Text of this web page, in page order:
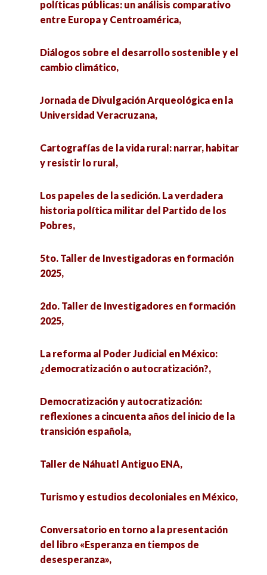
políticas públicas: un análisis comparativo
entre Europa y Centroamérica,
Diálogos sobre el desarrollo sostenible y el
cambio climático,
Jornada de Divulgación Arqueológica en la
Universidad Veracruzana,
Cartografías de la vida rural: narrar, habitar
y resistir lo rural,
Los papeles de la sedición. La verdadera
historia política militar del Partido de los
Pobres,
5to. Taller de Investigadoras en formación
2025,
2do. Taller de Investigadores en formación
2025,
La reforma al Poder Judicial en México:
¿democratización o autocratización?,
Democratización y autocratización:
reflexiones a cincuenta años del inicio de la
transición española,
Taller de Náhuatl Antiguo ENA,
Turismo y estudios decoloniales en México,
Conversatorio en torno a la presentación
del libro «Esperanza en tiempos de
desesperanza»,